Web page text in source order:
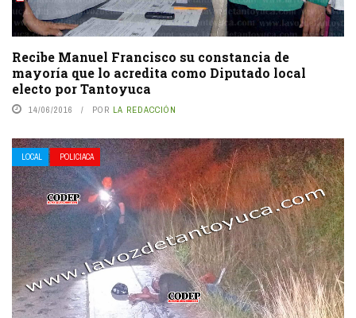
Recibe Manuel Francisco su constancia de
mayoría que lo acredita como Diputado local
electo por Tantoyuca
14/06/2016 POR LA REDACCIÓN
LOCAL POLICIACA